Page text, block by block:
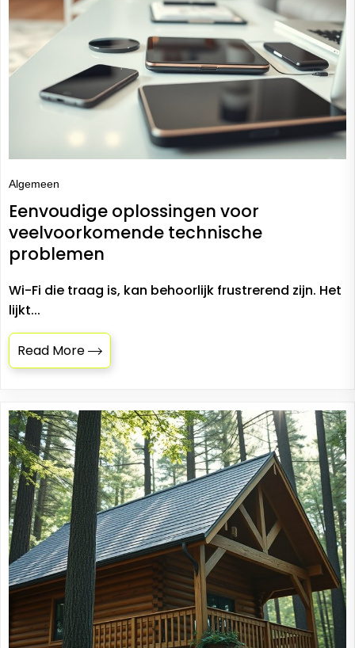
Algemeen
Eenvoudige oplossingen voor
veelvoorkomende technische
problemen
Wi-Fi die traag is, kan behoorlijk frustrerend zijn. Het
lijkt...
Read More